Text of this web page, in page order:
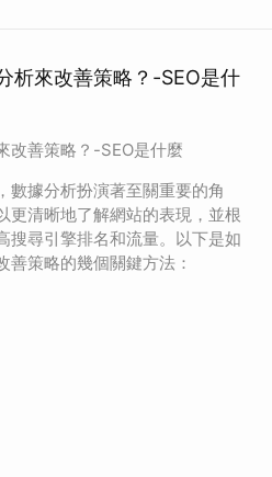
析來改善策略？-SEO是什
改善策略？-SEO是什麼
數據分析扮演著至關重要的角
更清晰地了解網站的表現，並根
搜尋引擎排名和流量。以下是如
善策略的幾個關鍵方法：